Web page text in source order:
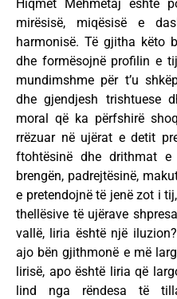
Hiqmet Mehmetaj është
mirësisë, miqësisë e
harmonisë. Të gjitha këto
dhe formësojnë profilin e
mundimshme për t’u
dhe gjendjesh trishtuese
moral që ka përfshirë
rrëzuar në ujërat e detit
ftohtësinë dhe drithmat
brengën, padrejtësinë,
e pretendojnë të jenë zot i
thellësive të ujërave
vallë, liria është një
ajo bën gjithmonë e më
lirisë, apo është liria që
lind nga rëndesa të